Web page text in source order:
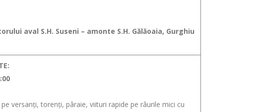
aval S.H. Suseni – amonte S.H. Gălăoaia, Gurghiu
versanţi, torenţi, pâraie, viituri rapide pe râurile mici cu